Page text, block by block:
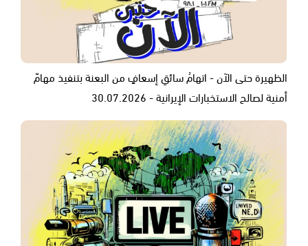
الظهيرة حتى الآن - اتهامُ سائقِ إسعافٍ من البعنة بتنفيذ مهامّ
أمنية لصالح الاستخبارات الإيرانية - 30.07.2026